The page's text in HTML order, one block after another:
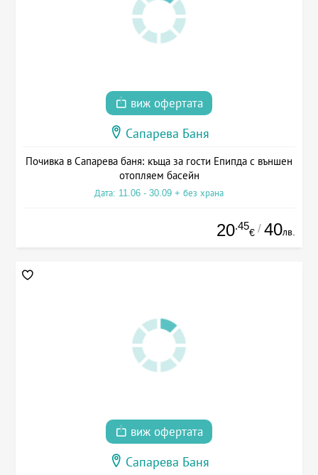
виж офертата
Сапарева Баня
Почивка в Сапарева баня: къща за гости Епипда с външен
отопляем басейн
Дата: 11.06 - 30.09 + без храна
20.45
€ / 40лв.
виж офертата
Сапарева Баня